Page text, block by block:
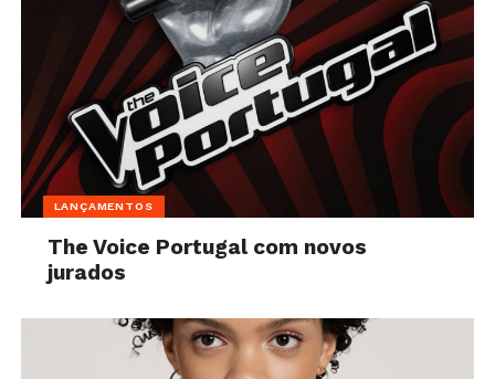
LANÇAMENTOS
The Voice Portugal com novos
jurados